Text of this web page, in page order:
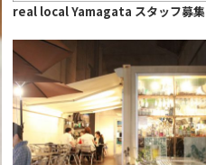
real local Yamagata スタッフ募集